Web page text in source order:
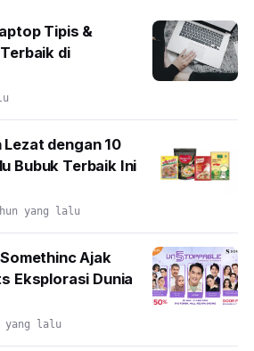
Tipis &
di
dengan 10
Bubuk Terbaik Ini
yang lalu
Ajak
Eksplorasi Dunia
yang lalu